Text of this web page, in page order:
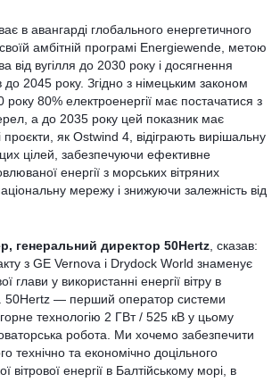
в авангарді глобального енергетичного
амбітній програмі Energiewende, метою
від вугілля до 2030 року і досягнення
2045 року. Згідно з німецьким законом
року 80% електроенергії має постачатися з
а до 2035 року цей показник має
проєкти, як Ostwind 4, відіграють вирішальну
цілей, забезпечуючи ефективне
енергії з морських вітряних
мережу і знижуючи залежність від
генеральний директор 50Hertz , сказав:
з GE Vernova і Drydock World знаменує
глави у використанні енергії вітру в
50Hertz — перший оператор системи
технологію 2 ГВт / 525 кВ у цьому
робота. Ми хочемо забезпечити
технічно та економічно доцільного
вітрової енергії в Балтійському морі, в